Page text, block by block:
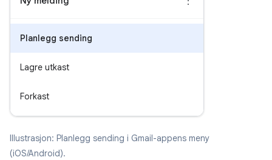
Planlegg sending
Lagre utkast
Forkast
Illustrasjon: Planlegg sending i Gmail-appens meny
(iOS/Android).